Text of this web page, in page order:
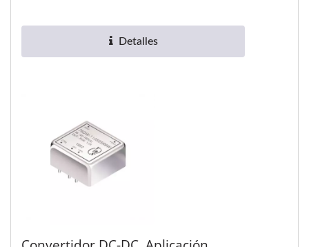
Detalles